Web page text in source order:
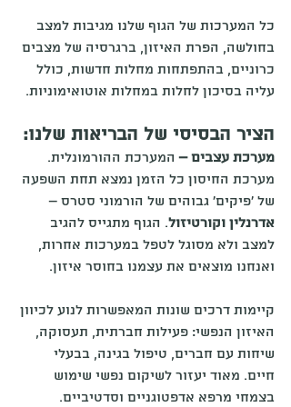
כל המערכות של הגוף שלנו מגיבות למצב
בחולשה, הפרת האיזון, ברגרסיה של מצבים
כרוניים, בהתפתחות מחלות חדשות, כולל
עליה בסיכון לחלות במחלות אוטואימוניות.
הציר הבסיסי של הבריאות שלנו:
מערכת עצבים – המערכת ההורמונלית.
מערכת החיסון כל הזמן נמצא תחת השפעה
של 'פיקים' גבוהים של הורמוני סטרס –
אדרנלין וקורטיזול. הגוף מתגייס להגיב
למצב ולא מסוגל לטפל במערכות אחרות,
ואנחנו מוצאים את עצמנו בחוסר איזון.
קיימות דרכים שונות המאפשרות לנוע לכיוון
האיזון הנפשי: פעילות חברתית, תעסוקה,
שיחות עם חברים, טיפול בגינה, בבעלי
חיים. מאוד יעזור לשיקום נפשי שימוש
בצמחי מרפא אדפטוגניים וסדטיביים.